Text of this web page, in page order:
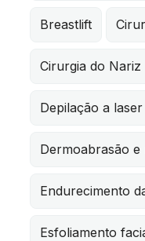
Breastlift
Cirurgia do Nariz
Depilação a laser
Dermoabrasão
Endurecimento
Esfoliamento